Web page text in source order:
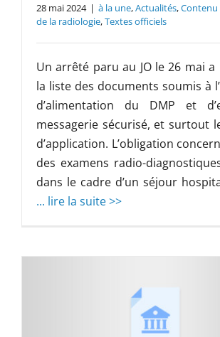
28 mai 2024 | à la une,Actualités,
de la radiologie,Textes officiels
Un arrêté paru au JO le 26 mai
la liste des documents soumis à
d’alimentation du DMP et
messagerie sécurisé, et surtout
d’application. L’obligation
des examens radio-
dans le cadre d’un séjour
... lire la suite >>